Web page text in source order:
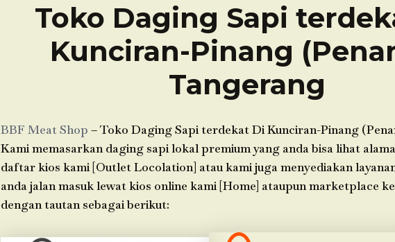
Toko Daging Sapi
Kunciran-Pinang
Tangerang
BBF Meat Shop – Toko Daging Sapi terdekat Di Kunciran-Pinang
Kami memasarkan daging sapi lokal premium yang anda bisa lihat
daftar kios kami [Outlet Locolation] atau kami juga menyediakan
anda jalan masuk lewat kios online kami [Home] ataupun marketplace
dengan tautan sebagai berikut: